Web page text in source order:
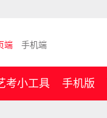
端 手机端
考小工具 手机版